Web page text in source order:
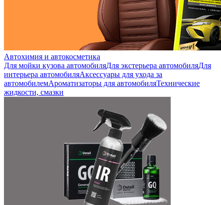
Автохимия и автокосметика
Для мойки кузова автомобиляДля экстерьера автомобиляДля
интерьера автомобиляАксессуары для ухода за
автомобилемАроматизаторы для автомобиляТехнические
жидкости, смазки